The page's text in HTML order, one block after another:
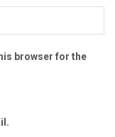
browser for the